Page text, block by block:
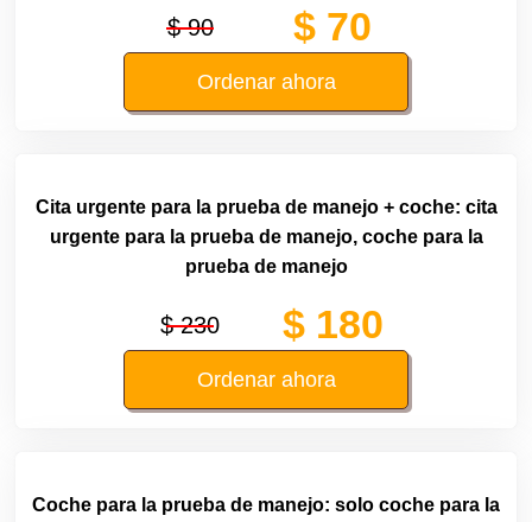
$ 90 $ 70
Ordenar ahora
Cita urgente para la prueba de manejo + coche: cita
urgente para la prueba de manejo, coche para la
prueba de manejo
$ 230 $ 180
Ordenar ahora
Coche para la prueba de manejo: solo coche para la